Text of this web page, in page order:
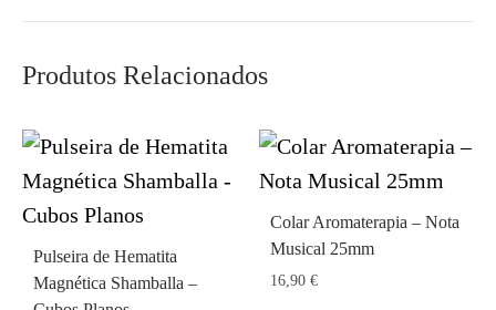
Produtos Relacionados
Pulseira de Hematita
Magnética Shamballa –
Colar Aromaterapia – Nota
Musical 25mm
16,90 €